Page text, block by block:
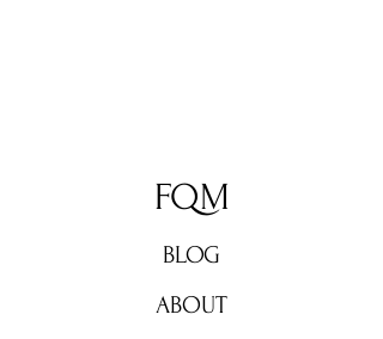
FQM
BLOG
ABOUT